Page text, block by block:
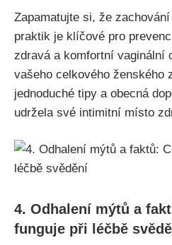
Zapamatujte si, že⁣
praktik je klíčové pro
zdravá a komfortní vaginální
vašeho celkového ženského
jednoduché tipy a obecná⁢
udržela své intimitní místo
4. Odhalení mýtů a
funguje při léčbě